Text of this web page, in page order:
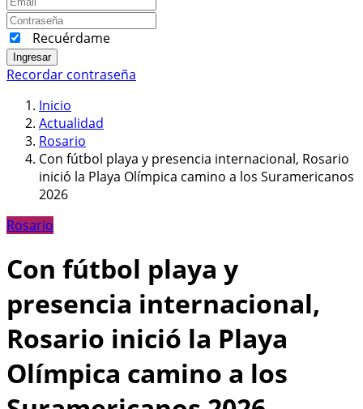
Recuérdame
Ingresar
Recordar contraseña
Inicio
Actualidad
Rosario
Con fútbol playa y presencia internacional, Rosario
inició la Playa Olímpica camino a los Suramericanos
2026
Rosario
Con fútbol playa y
presencia internacional,
Rosario inició la Playa
Olímpica camino a los